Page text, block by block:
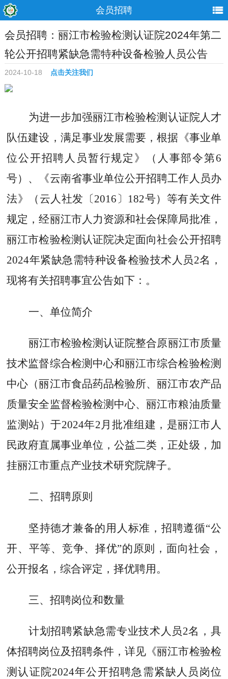
会员招聘
会员招聘：丽江市检验检测认证院2024年第二
轮公开招聘紧缺急需特种设备检验人员公告
2024-10-18 点击关注我们
为进一步加强丽江市检验检测认证院人才
队伍建设，满足事业发展需要，根据 《事业单
位公开招聘人员暂行规定》（人事部令第6
号）、
《云南省事业单位公开招聘工作人员办
法》（云人社发〔2016 〕 182号） 等有关文件
规定 ，经丽江市人力资源和社会保障局批准，
丽江市检验检测认证院决定面向社会公开招聘
2024年紧缺急需特种设备检验技术人员2名，
现将有关招聘事宜公告如下： 。
一、单位简介
丽江市检验检测认证院整合原丽江市质量
技术监督综合检测中心和丽江市综合检验检测
中心（丽江市食品药品检验所、丽江市农产品
质量安全监督检验检测中心、丽江市粮油质量
监测站）于2024年2月批准组建 ， 是丽江市人
民政府直属事业单位 ，公益二类，正处级，加
挂丽江市重点产业技术研究院牌子。
二、招聘原则
坚持德才兼备的用人标准，招聘遵循“公
开、平等、竞争、择优”的原则 ， 面向社会，
公开报名，综合评定，择优聘用。
三、招聘岗位和数量
计划招聘紧缺急需专业技术人员2名 ， 具
体招聘岗位及招聘条件，详见《丽江市检验检
测认证院2024年公开招聘急需紧缺人员岗位